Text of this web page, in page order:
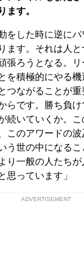
ます。
をした時に逆に
ます。それは人
張ろうとなる。
を積極的にやる
つながることが
らです。勝ち負け
続いていくか。
このアワードの
う世の中になるこ
り一般の人たち
思っています」
ADVERTISEMENT